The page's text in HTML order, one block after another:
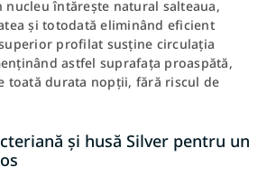
nucleu întărește natural salteaua,
și totodată eliminând eficient
profilat susține circulația
astfel suprafața proaspătă,
toată durata nopții, fără riscul de
și husă Silver pentru un